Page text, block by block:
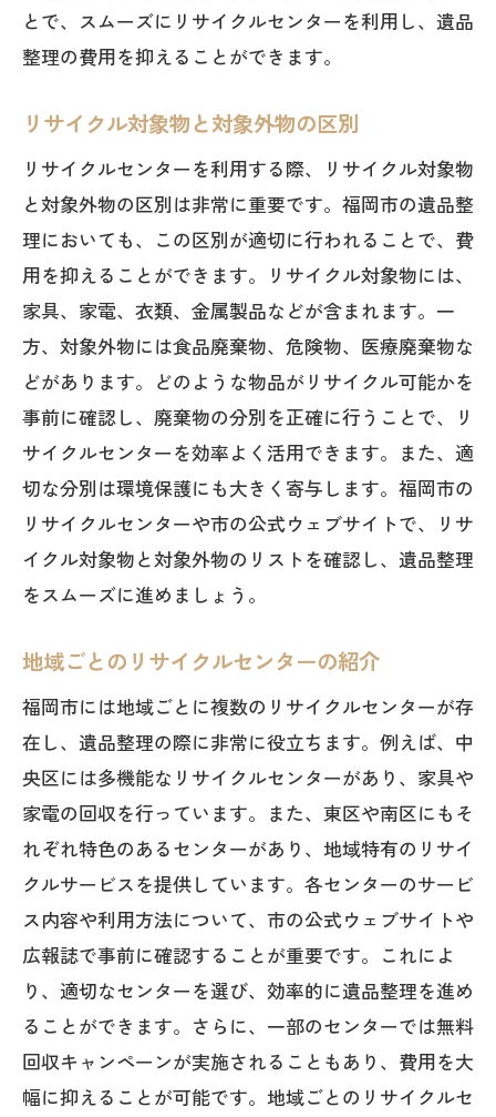
とで、スムーズにリサイクルセンターを利用し、遺品
整理の費用を抑えることができます。
リサイクル対象物と対象外物の区別
リサイクルセンターを利用する際、リサイクル対象物
と対象外物の区別は非常に重要です。福岡市の遺品整
理においても、この区別が適切に行われることで、費
用を抑えることができます。リサイクル対象物には、
家具、家電、衣類、金属製品などが含まれます。一
方、対象外物には食品廃棄物、危険物、医療廃棄物な
どがあります。どのような物品がリサイクル可能かを
事前に確認し、廃棄物の分別を正確に行うことで、リ
サイクルセンターを効率よく活用できます。また、適
切な分別は環境保護にも大きく寄与します。福岡市の
リサイクルセンターや市の公式ウェブサイトで、リサ
イクル対象物と対象外物のリストを確認し、遺品整理
をスムーズに進めましょう。
地域ごとのリサイクルセンターの紹介
福岡市には地域ごとに複数のリサイクルセンターが存
在し、遺品整理の際に非常に役立ちます。例えば、中
央区には多機能なリサイクルセンターがあり、家具や
家電の回収を行っています。また、東区や南区にもそ
れぞれ特色のあるセンターがあり、地域特有のリサイ
クルサービスを提供しています。各センターのサービ
ス内容や利用方法について、市の公式ウェブサイトや
広報誌で事前に確認することが重要です。これによ
り、適切なセンターを選び、効率的に遺品整理を進め
ることができます。さらに、一部のセンターでは無料
回収キャンペーンが実施されることもあり、費用を大
幅に抑えることが可能です。地域ごとのリサイクルセ